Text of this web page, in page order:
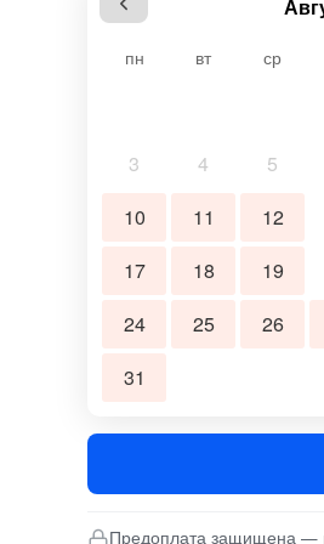
пн вт ср
3
4 5
10
11 12
17
18 19
24
25 26
31
Предоплата защищена —